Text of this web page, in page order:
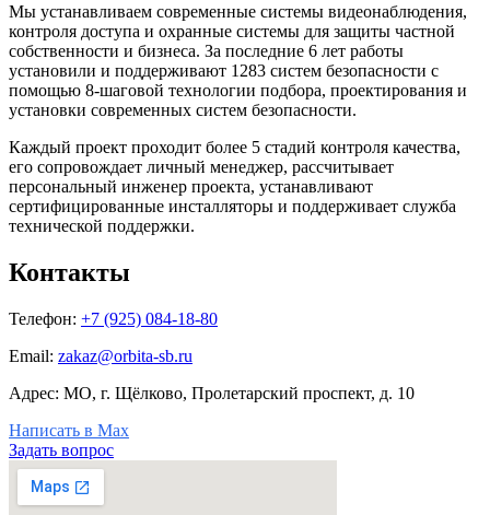
Мы устанавливаем современные системы видеонаблюдения,
контроля доступа и охранные системы для защиты частной
собственности и бизнеса. За последние 6 лет работы
установили и поддерживают 1283 систем безопасности с
помощью 8-шаговой технологии подбора, проектирования и
установки современных систем безопасности.
Каждый проект проходит более 5 стадий контроля качества,
его сопровождает личный менеджер, рассчитывает
персональный инженер проекта, устанавливают
сертифицированные инсталляторы и поддерживает служба
технической поддержки.
Контакты
Телефон: +7 (925) 084-18-80
Email: zakaz@orbita-sb.ru
Адрес: МО, г. Щёлково, Пролетарский проспект, д. 10
Написать в Max
Задать вопрос